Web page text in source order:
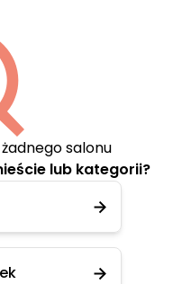
salonu
lub kategorii?